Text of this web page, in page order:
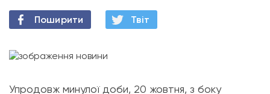
Поширити Твiт
Упродовж минулої доби, 20 жовтня, з боку